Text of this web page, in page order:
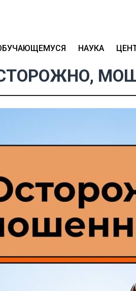
НАУКА